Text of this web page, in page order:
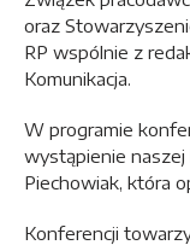
oraz
RP wspólnie z
Komunikacja.
W programie
wystąpienie naszej
Piechowiak, która
Konferencji